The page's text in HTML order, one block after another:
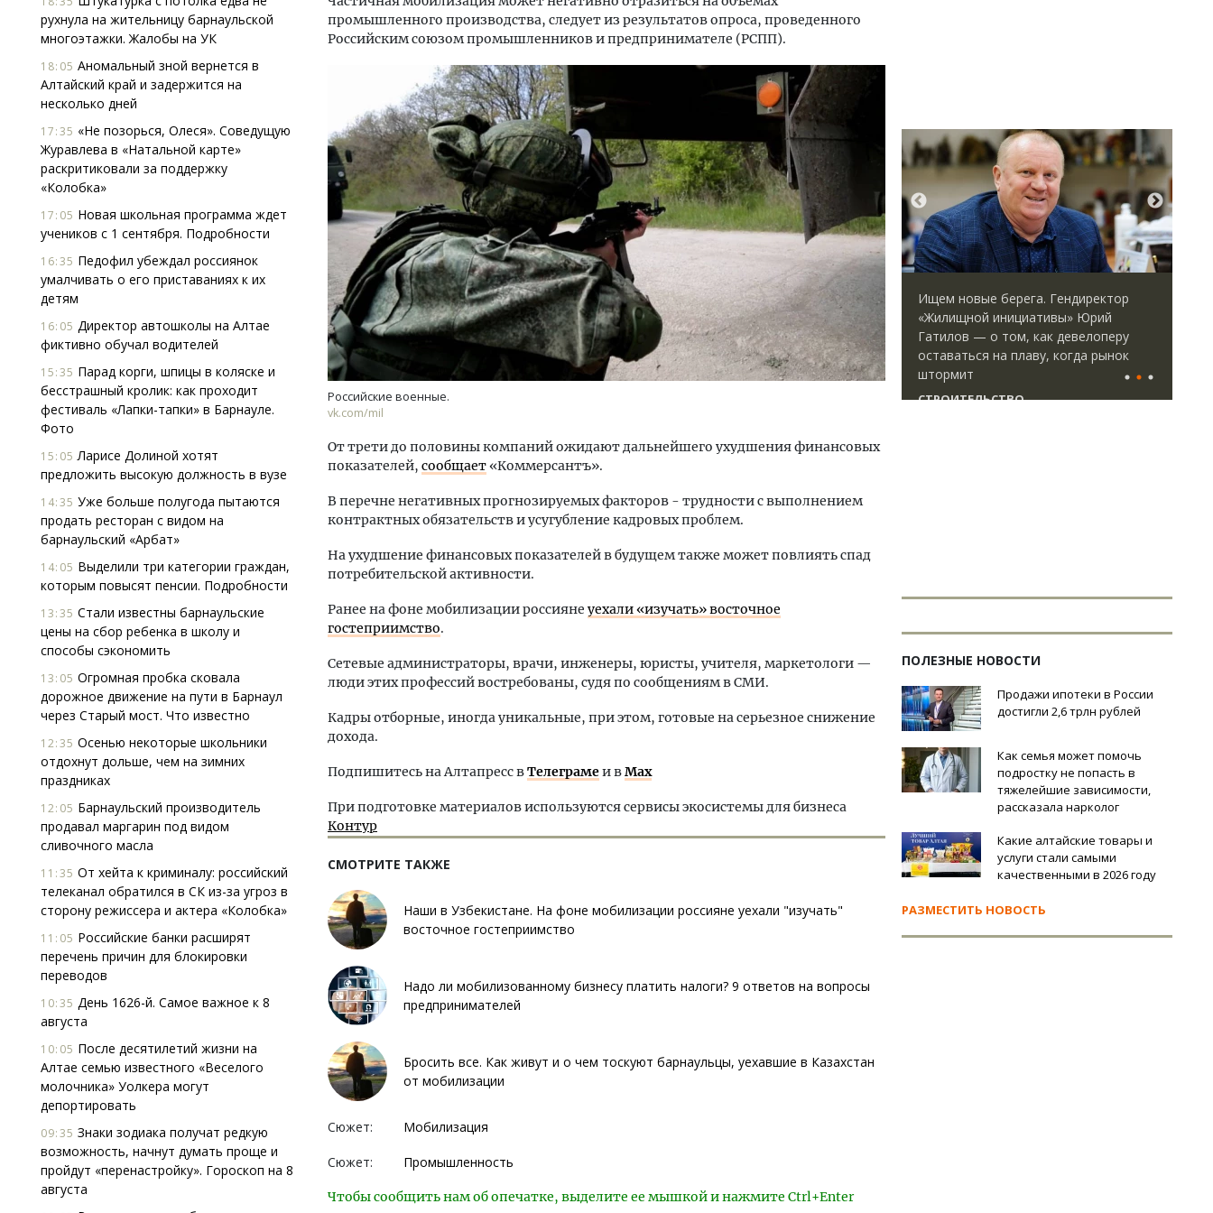
рухнула на жительницу барнаульской
многоэтажки. Жалобы на УК
18:05 Аномальный зной вернется в
Алтайский край и задержится на
несколько дней
17:35 «Не позорься, Олеся». Соведущую
Журавлева в «Натальной карте»
раскритиковали за поддержку
«Колобка»
17:05 Новая школьная программа ждет
учеников с 1 сентября. Подробности
16:35 Педофил убеждал россиянок
умалчивать о его приставаниях к их
детям
16:05 Директор автошколы на Алтае
фиктивно обучал водителей
15:35 Парад корги, шпицы в коляске и
бесстрашный кролик: как проходит
фестиваль «Лапки-тапки» в Барнауле.
Фото
15:05 Ларисе Долиной хотят
предложить высокую должность в вузе
14:35 Уже больше полугода пытаются
продать ресторан с видом на
барнаульский «Арбат»
14:05 Выделили три категории граждан,
которым повысят пенсии. Подробности
13:35 Стали известны барнаульские
цены на сбор ребенка в школу и
способы сэкономить
13:05 Огромная пробка сковала
дорожное движение на пути в Барнаул
через Старый мост. Что известно
12:35 Осенью некоторые школьники
отдохнут дольше, чем на зимних
праздниках
12:05 Барнаульский производитель
продавал маргарин под видом
сливочного масла
11:35 От хейта к криминалу: российский
телеканал обратился в СК из-за угроз в
сторону режиссера и актера «Колобка»
11:05 Российские банки расширят
перечень причин для блокировки
переводов
10:35 День 1626-й. Самое важное к 8
августа
10:05 После десятилетий жизни на
Алтае семью известного «Веселого
молочника» Уолкера могут
депортировать
09:35 Знаки зодиака получат редкую
возможность, начнут думать проще и
пройдут «перенастройку». Гороскоп на 8
августа
промышленного производства, следует из результатов опроса, проведенного
Российским союзом промышленников и предпринимателе (РСПП).
Российские военные.
vk.com/mil
От трети до половины компаний ожидают дальнейшего ухудшения финансовых
показателей, сообщает«Коммерсантъ».
В перечне негативных прогнозируемых факторов - трудности с выполнением
контрактных обязательств и усугубление кадровых проблем.
На ухудшение финансовых показателей в будущем также может повлиять спад
потребительской активности.
Ранее на фоне мобилизации россияне уехали «изучать» восточное
гостеприимство.
Сетевые администраторы, врачи, инженеры, юристы, учителя, маркетологи —
люди этих профессий востребованы, судя по сообщениям в СМИ.
Кадры отборные, иногда уникальные, при этом, готовые на серьезное снижение
дохода.
Подпишитесь на Алтапресс вТелеграмеи вMax
При подготовке материалов используются сервисы экосистемы для бизнеса
Контур
СМОТРИТЕ ТАКЖЕ
Наши в Узбекистане. На фоне мобилизации россияне уехали "изучать"
восточное гостеприимство
Надо ли мобилизованному бизнесу платить налоги? 9 ответов на вопросы
предпринимателей
Бросить все. Как живут и о чем тоскуют барнаульцы, уехавшие в Казахстан
от мобилизации
Сюжет: Мобилизация
Сюжет: Промышленность
Чтобы сообщить нам об опечатке, выделите ее мышкой и нажмите Ctrl+Enter
Смелость архитектурных идей.
Генеральный директор компании
ЗИАС — об эстетике городов,
трендах в фасадах и развитии рынка
СТРОИТЕЛЬСТВО
Архитектурный код начинается с
земли. Мощение крупноформатными
плитами становится новым
стандартом благоустройства
СТРОИТЕЛЬСТВО
Ищем новые берега. Гендиректор
«Жилищной инициативы» Юрий
Гатилов — о том, как девелоперу
оставаться на плаву, когда рынок
штормит
СТРОИТЕЛЬСТВО
ПОЛЕЗНЫЕ НОВОСТИ
Продажи ипотеки в России
достигли 2,6 трлн рублей
Как семья может помочь
подростку не попасть в
тяжелейшие зависимости,
рассказала нарколог
Какие алтайские товары и
услуги стали самыми
качественными в 2026 году
РАЗМЕСТИТЬ НОВОСТЬ